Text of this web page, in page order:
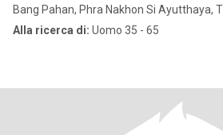
Bang Pahan, Phra Nakhon Si Ayutthaya,
Alla ricerca di: Uomo 35 - 65